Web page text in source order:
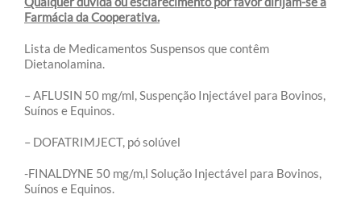
Farmácia da Cooperativa.
Lista de Medicamentos Suspensos que contêm
Dietanolamina.
– AFLUSIN 50 mg/ml, Suspenção Injectável para Bovinos,
Suínos e Equinos.
– DOFATRIMJECT, pó solúvel
-FINALDYNE 50 mg/m,l Solução Injectável para Bovinos,
Suínos e Equinos.